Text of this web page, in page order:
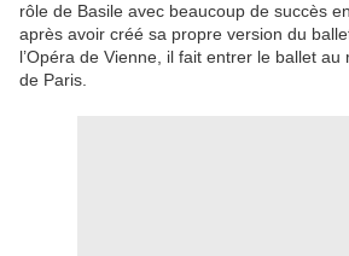
rôle de Basile avec beaucoup de succès
après avoir créé sa propre version du
l’Opéra de Vienne, il fait entrer le ballet au
de Paris.